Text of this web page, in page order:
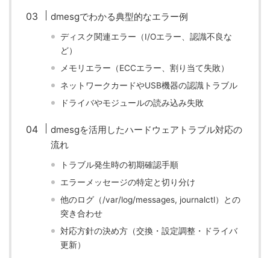
dmesgでわかる典型的なエラー例
ディスク関連エラー（I/Oエラー、認識不良な
ど）
メモリエラー（ECCエラー、割り当て失敗）
ネットワークカードやUSB機器の認識トラブル
ドライバやモジュールの読み込み失敗
dmesgを活用したハードウェアトラブル対応の
流れ
トラブル発生時の初期確認手順
エラーメッセージの特定と切り分け
他のログ（/var/log/messages, journalctl）との
突き合わせ
対応方針の決め方（交換・設定調整・ドライバ
更新）